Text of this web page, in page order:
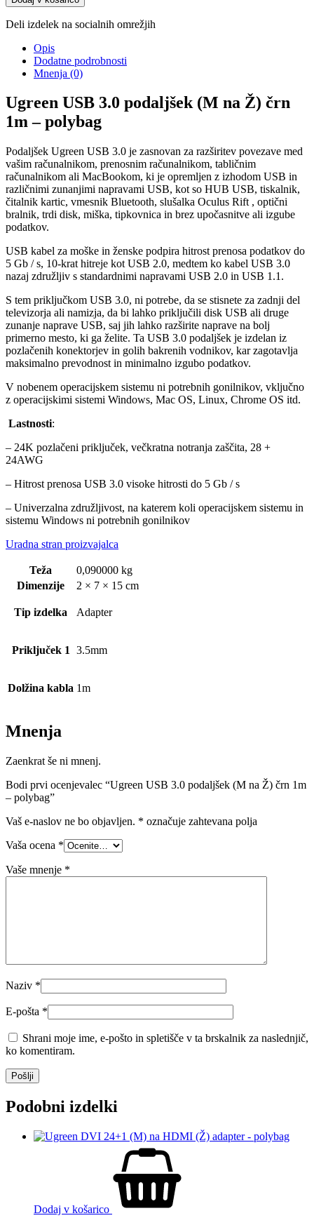
Deli izdelek na socialnih omrežjih
Opis
Dodatne podrobnosti
Mnenja (0)
Ugreen USB 3.0 podaljšek (M na Ž) črn
1m – polybag
Podaljšek Ugreen USB 3.0 je zasnovan za razširitev povezave med
vašim računalnikom, prenosnim računalnikom, tabličnim
računalnikom ali MacBookom, ki je opremljen z izhodom USB in
različnimi zunanjimi napravami USB, kot so HUB USB, tiskalnik,
čitalnik kartic, vmesnik Bluetooth, slušalka Oculus Rift , optični
bralnik, trdi disk, miška, tipkovnica in brez upočasnitve ali izgube
podatkov.
USB kabel za moške in ženske podpira hitrost prenosa podatkov do
5 Gb / s, 10-krat hitreje kot USB 2.0, medtem ko kabel USB 3.0
nazaj združljiv s standardnimi napravami USB 2.0 in USB 1.1.
S tem priključkom USB 3.0, ni potrebe, da se stisnete za zadnji del
televizorja ali namizja, da bi lahko priključili disk USB ali druge
zunanje naprave USB, saj jih lahko razširite naprave na bolj
primerno mesto, ki ga želite. Ta USB 3.0 podaljšek je izdelan iz
pozlačenih konektorjev in golih bakrenih vodnikov, kar zagotavlja
maksimalno prevodnost in minimalno izgubo podatkov.
V nobenem operacijskem sistemu ni potrebnih gonilnikov, vključno
z operacijskimi sistemi Windows, Mac OS, Linux, Chrome OS itd.
Lastnosti:
– 24K pozlačeni priključek, večkratna notranja zaščita, 28 +
24AWG
– Hitrost prenosa USB 3.0 visoke hitrosti do 5 Gb / s
– Univerzalna združljivost, na katerem koli operacijskem sistemu in
sistemu Windows ni potrebnih gonilnikov
Uradna stran proizvajalca
Teža
0,090000 kg
Dimenzije
2 × 7 × 15 cm
Tip izdelka Adapter
Priključek 1 3.5mm
Dolžina kabla 1m
Mnenja
Zaenkrat še ni mnenj.
Bodi prvi ocenjevalec “Ugreen USB 3.0 podaljšek (M na Ž) črn 1m
– polybag”
Vaš e-naslov ne bo objavljen. * označuje zahtevana polja
Vaša ocena *
Vaše mnenje *
Naziv *
E-pošta *
Shrani moje ime, e-pošto in spletišče v ta brskalnik za naslednjič,
ko komentiram.
Podobni izdelki
Dodaj v košarico